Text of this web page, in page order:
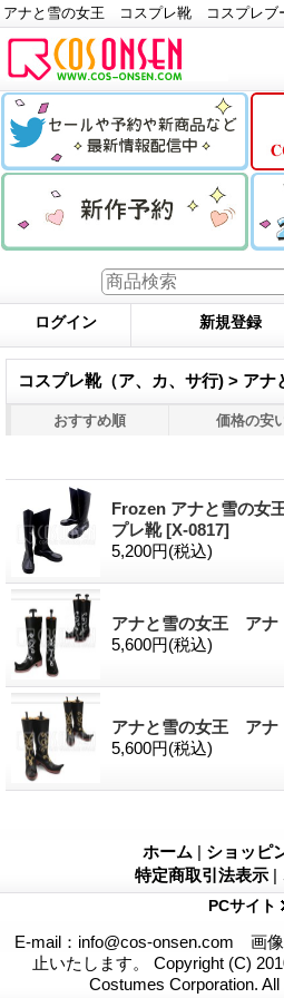
アナと雪の女王 コスプレ靴 コスプレブ
ログイン 新規登録
コスプレ靴（ア、カ、サ行) > アナ
おすすめ順 価格の安
Frozen アナと雪の女
プレ靴[X-0817]
5,200円(税込)
アナと雪の女王 ア
5,600円(税込)
アナと雪の女王 ア
5,600円(税込)
ホーム | ショッピ
特定商取引法表示 |
PCサイト
E-mail：info@cos-onsen.com 画
止いたします。 Copyright (C)
Costumes Corporation.